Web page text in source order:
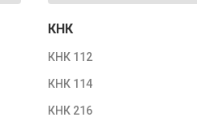
КНК
КНК 112
КНК 114
КНК 216